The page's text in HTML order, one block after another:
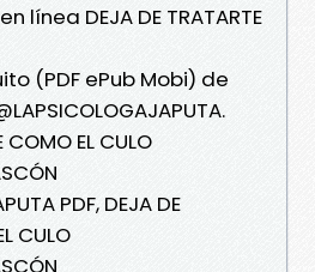
línea DEJA DE TRATARTE
(PDF ePub Mobi) de
COMO EL CULO
PDF, DEJA DE
CULO